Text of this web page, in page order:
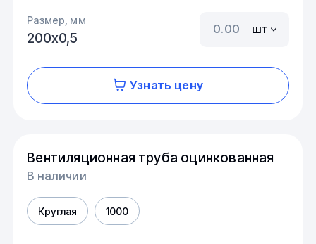
Размер, мм
200х0,5
шт
Узнать цену
Вентиляционная труба оцинкованная
В наличии
Круглая 1000